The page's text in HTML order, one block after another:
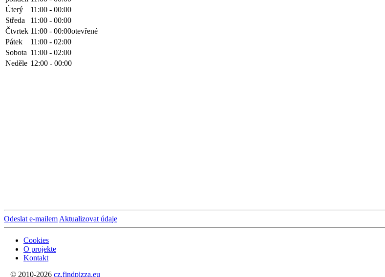
Úterý
11:00 - 00:00
Středa
11:00 - 00:00
Čtvrtek 11:00 - 00:00otevřené
Pátek
11:00 - 02:00
Sobota 11:00 - 02:00
Neděle 12:00 - 00:00
Odeslat e-mailem Aktualizovat údaje
Cookies
O projekte
Kontakt
© 2010-2026 cz.findpizza.eu